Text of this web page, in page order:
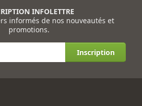
INFOLETTRE
informés de nos nouveautés et
promotions.
Inscription